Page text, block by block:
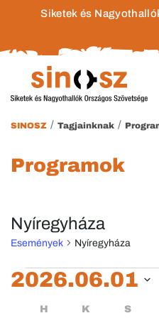
Siketek és
SINOSZ / Tagjainknak /
Programok
Nyíregyháza
Események Nyíregyháza
Események
2026.06.01
H HÉTFŐ
K KEDD
S